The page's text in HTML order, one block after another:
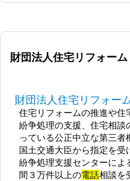
財団法人住宅リフォー
財団法人住宅リフォー
住宅リフォームの推進や住
紛争処理の支援、住宅相談
っている公正中立な第三者
国土交通大臣から指定を受
紛争処理支援センターによ
間３万件以上の電話相談を